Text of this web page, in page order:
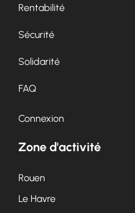
Rentabilité
Sécurité
Solidarité
FAQ
Connexion
Zone d'activité
Rouen
Le Havre